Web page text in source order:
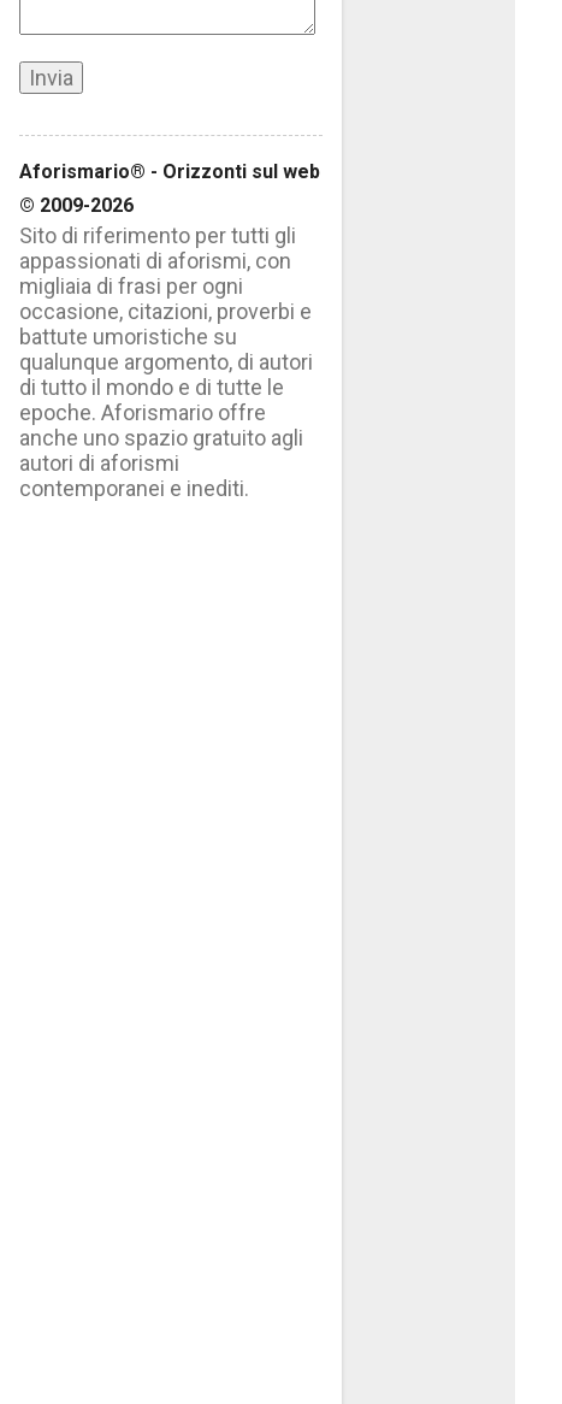
Aforismario® - Orizzonti sul web
© 2009-2026
Sito di riferimento per tutti gli
appassionati di aforismi, con
migliaia di frasi per ogni
occasione, citazioni, proverbi e
battute umoristiche su
qualunque argomento, di autori
di tutto il mondo e di tutte le
epoche. Aforismario offre
anche uno spazio gratuito agli
autori di aforismi
contemporanei e inediti.